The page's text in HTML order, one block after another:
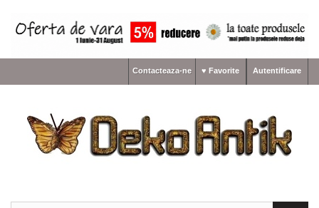
Autentificare
♥ Favorite
Contacteaza-ne